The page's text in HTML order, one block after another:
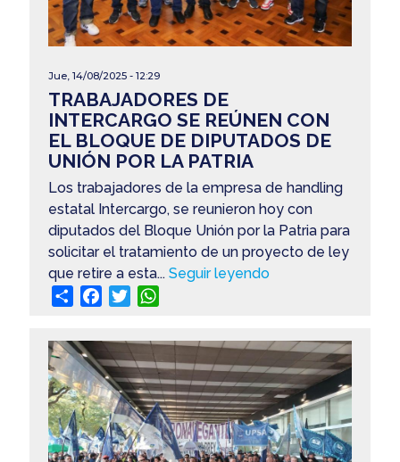
Jue, 14/08/2025 - 12:29
TRABAJADORES DE
INTERCARGO SE REÚNEN CON
EL BLOQUE DE DIPUTADOS DE
UNIÓN POR LA PATRIA
Los trabajadores de la empresa de handling
estatal Intercargo, se reunieron hoy con
diputados del Bloque Unión por la Patria para
solicitar el tratamiento de un proyecto de ley
que retire a esta... Seguir leyendo
Share Facebook
Twitter